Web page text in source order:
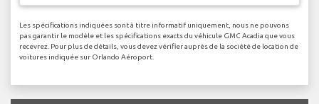
Les spécifications indiquées sont à titre informatif uniquement, nous ne pouvons
pas garantir le modèle et les spécifications exacts du véhicule GMC Acadia que vous
recevrez. Pour plus de détails, vous devez vérifier auprès de la société de location de
voitures indiquée sur Orlando Aéroport.